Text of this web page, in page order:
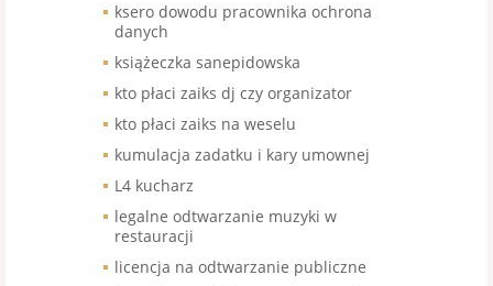
ksero dowodu pracownika ochrona
danych
książeczka sanepidowska
kto płaci zaiks dj czy organizator
kto płaci zaiks na weselu
kumulacja zadatku i kary umownej
L4 kucharz
legalne odtwarzanie muzyki w
restauracji
licencja na odtwarzanie publiczne